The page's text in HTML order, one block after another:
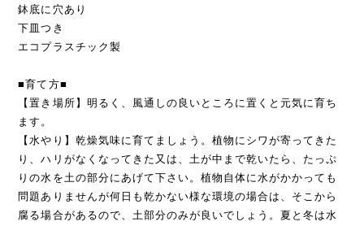
鉢底に穴あり
下皿つき
エコプラスチック製
■育て方■
【置き場所】明るく、風通しの良いところに置くと元気に育ち
ます。
【水やり】乾燥気味に育てましょう。植物にシワが寄ってきた
り、ハリがなくなってきた又は、土が中まで乾いたら、たっぷ
りの水を土の部分にあげて下さい。植物自体に水がかかっても
問題ありませんが何日も乾かない様な環境の場合は、そこから
腐る場合があるので、土部分のみが良いでしょう。夏と冬は水